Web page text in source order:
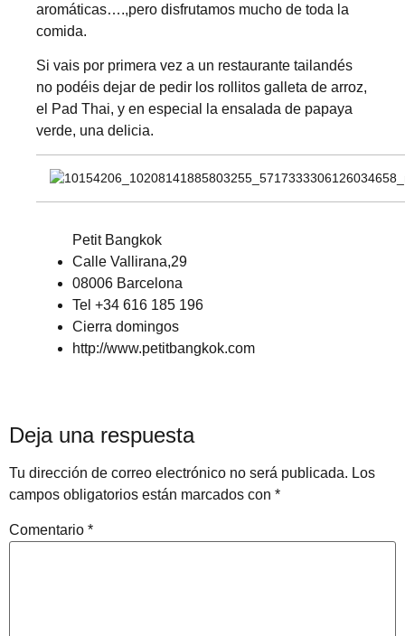
aromáticas….,pero disfrutamos mucho de toda la
comida.
Si vais por primera vez a un restaurante tailandés
no podéis dejar de pedir los rollitos galleta de arroz,
el Pad Thai, y en especial la ensalada de papaya
verde, una delicia.
Petit Bangkok
Calle Vallirana,29
08006 Barcelona
Tel +34 616 185 196
Cierra domingos
http://www.petitbangkok.com
Deja una respuesta
Tu dirección de correo electrónico no será publicada. Los
campos obligatorios están marcados con *
Comentario *